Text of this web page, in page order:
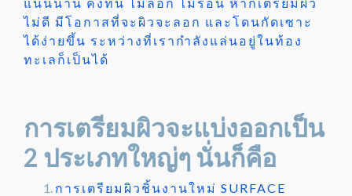
ไม่ดี มีโอกาสที่จะผิวจะลอก และโดนกัดเซาะ
ได้ง่ายขึ้น ระหว่างที่เรากำลังแล่นอยู่ในท้อง
ทะเลก็เป็นได้
การเตรียมผิวจะแบ่งออกเป็น
2 ประเภทใหญ่ๆ นั่นก็คือ
การเตรียมผิวชิ้นงานใหม่ SURFACE